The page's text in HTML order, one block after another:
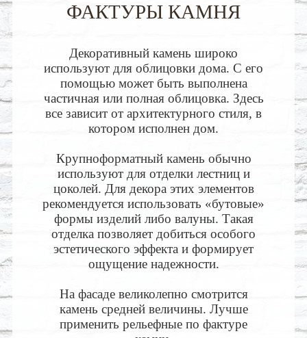
ФАКТУРЫ КАМНЯ
Декоративный камень широко
используют для облицовки дома. С его
помощью может быть выполнена
частичная или полная облицовка. Здесь
все зависит от архитектурного стиля, в
котором исполнен дом.
Крупноформатный камень обычно
используют для отделки лестниц и
цоколей. Для декора этих элементов
рекомендуется использовать «бутовые»
формы изделий либо валуны. Такая
отделка позволяет добиться особого
эстетического эффекта и формирует
ощущение надежности.
На фасаде великолепно смотрится
камень средней величины. Лучше
применить рельефные по фактуре